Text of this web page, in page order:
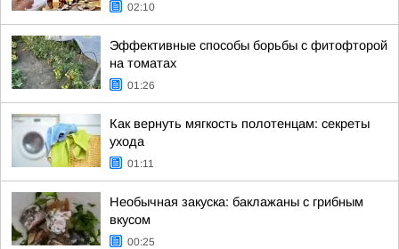
02:10
Эффективные способы борьбы с фитофторой
на томатах
01:26
Как вернуть мягкость полотенцам: секреты
ухода
01:11
Необычная закуска: баклажаны с грибным
вкусом
00:25